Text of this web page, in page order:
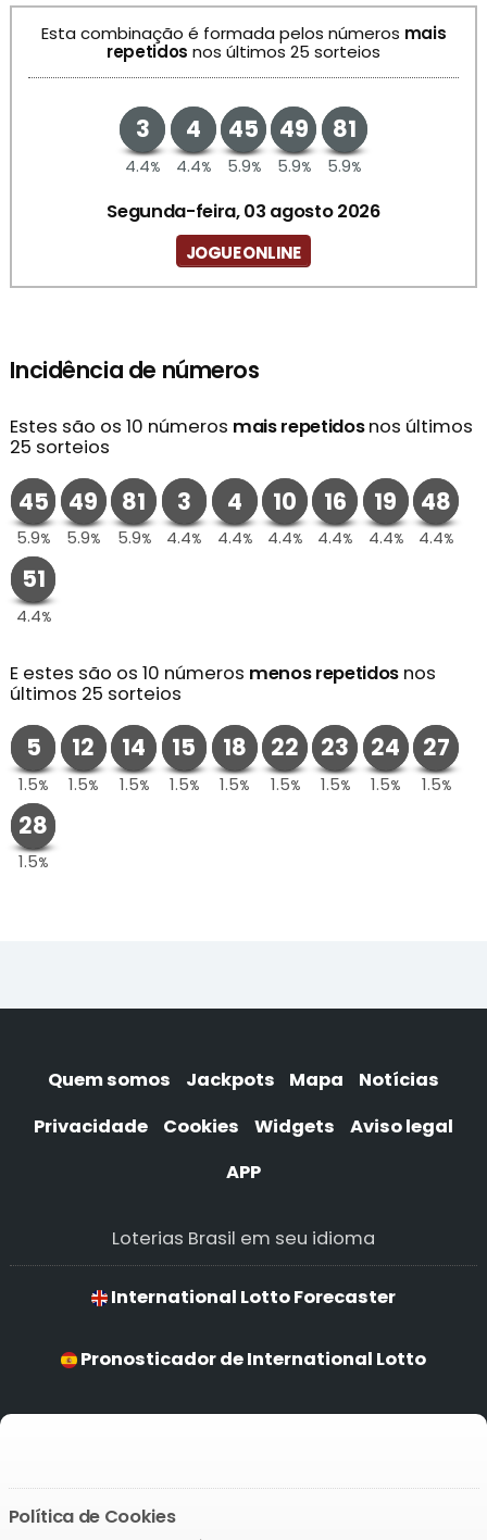
Esta combinação é formada pelos números mais
repetidos nos últimos 25 sorteios
3
4.4%
4
4.4%
45
5.9%
49
5.9%
81
5.9%
Segunda-feira, 03 agosto 2026
JOGUE ONLINE
Incidência de números
Estes são os 10 números mais repetidosnos últimos
25 sorteios
45
5.9%
49
5.9%
81
5.9%
3
4.4%
4
4.4%
10
4.4%
16
4.4%
19
4.4%
48
4.4%
51
4.4%
E estes são os 10 números menos repetidos nos
últimos 25 sorteios
5
1.5%
12
1.5%
14
1.5%
15
1.5%
18
1.5%
22
1.5%
23
1.5%
24
1.5%
27
1.5%
28
1.5%
Quem somos Jackpots Mapa
Notícias
Privacidade
Cookies Widgets
Aviso legal
APP
Loterias Brasil em seu idioma
International Lotto Forecaster
Pronosticador de International Lotto
Previsões de International Lotto
International Lotto Prognostiker
Política de Cookies